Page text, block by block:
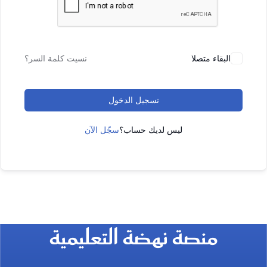
البقاء متصلا نسيت كلمة السر؟
تسجيل الدخول
ليس لديك حساب؟سجّل الآن
منصة نهضة التعليمية